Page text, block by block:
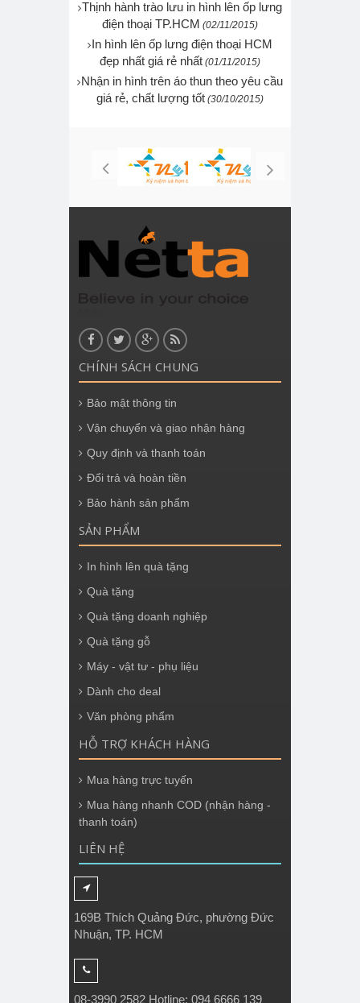
Thịnh hành trào lưu in hình lên ốp lưng
điện thoại TP.HCM (02/11/2015)
In hình lên ốp lưng điện thoại HCM
đẹp nhất giá rẻ nhất (01/11/2015)
Nhận in hình trên áo thun theo yêu cầu
giá rẻ, chất lượng tốt (30/10/2015)
CHÍNH SÁCH CHUNG
Bảo mật thông tin
Vận chuyển và giao nhận hàng
Quy định và thanh toán
Đổi trả và hoàn tiền
Bảo hành sản phẩm
SẢN PHẨM
In hình lên quà tặng
Quà tặng
Quà tặng doanh nghiệp
Quà tặng gỗ
Máy - vật tư - phụ liệu
Dành cho deal
Văn phòng phẩm
HỖ TRỢ KHÁCH HÀNG
Mua hàng trực tuyến
Mua hàng nhanh COD (nhận hàng -
thanh toán)
LIÊN HỆ
169B Thích Quảng Đức, phường Đức
Nhuận, TP. HCM
08-3990 2582 Hotline: 094 6666 139